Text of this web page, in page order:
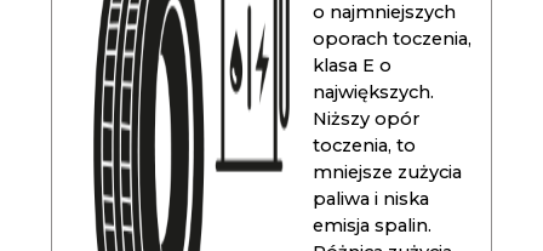
o najmniejszych
oporach toczenia,
klasa E o
największych.
Niższy opór
toczenia, to
mniejsze zużycia
paliwa i niska
emisja spalin.